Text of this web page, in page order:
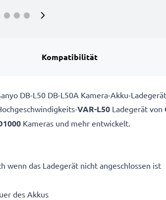
Kompatibilität
DB-L50 DB-L50A Kamera-Akku-Ladegerät
VAR-L50 Ladegerät von
Kameras und mehr entwickelt.
wenn das Ladegerät nicht angeschlossen ist
des Akkus